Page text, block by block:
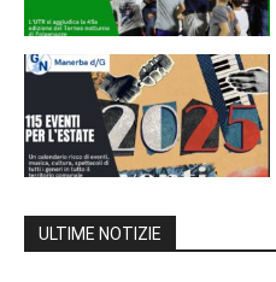
ULTIME NOTIZIE